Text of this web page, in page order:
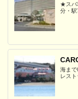
★スパ
分・
海ま
レス